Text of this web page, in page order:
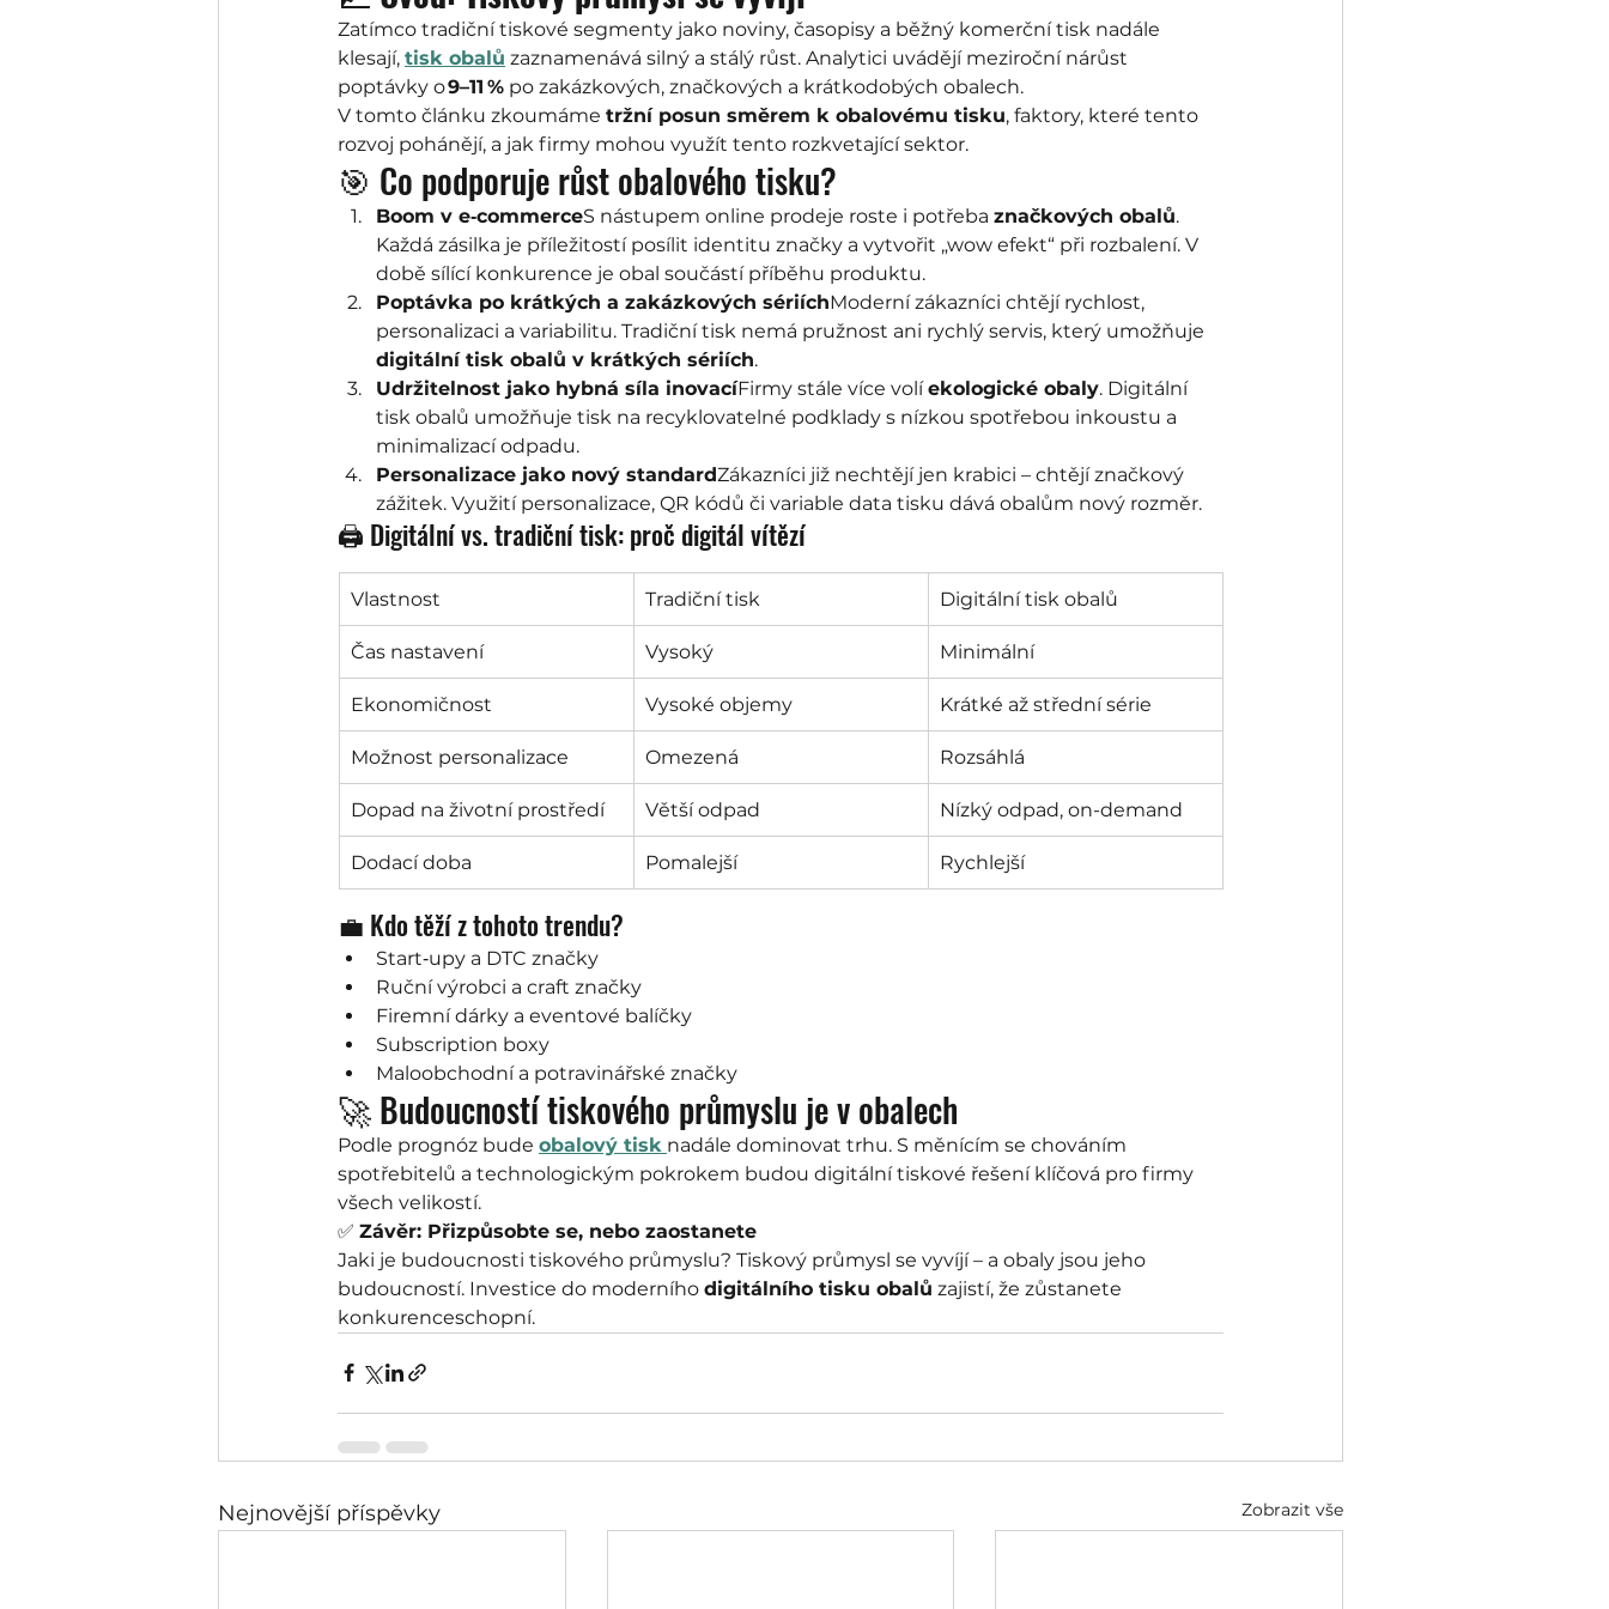
Zatímco tradiční tiskové segmenty jako noviny, časopisy a běžný komerční tisk nadále
klesají, tisk obalů zaznamenává silný a stálý růst. Analytici uvádějí meziroční nárůst
poptávky o 9–11 % po zakázkových, značkových a krátkodobých obalech.
V tomto článku zkoumáme tržní posun směrem k obalovému tisku, faktory, které tento
rozvoj pohánějí, a jak firmy mohou využít tento rozkvetající sektor.
🎯 Co podporuje růst obalového tisku?
Boom v e‑commerceS nástupem online prodeje roste i potřeba značkových obalů.
Každá zásilka je příležitostí posílit identitu značky a vytvořit „wow efekt“ při rozbalení. V
době sílící konkurence je obal součástí příběhu produktu.
Poptávka po krátkých a zakázkových sériíchModerní zákazníci chtějí rychlost,
personalizaci a variabilitu. Tradiční tisk nemá pružnost ani rychlý servis, který umožňuje
digitální tisk obalů v krátkých sériích.
Udržitelnost jako hybná síla inovacíFirmy stále více volí ekologické obaly. Digitální
tisk obalů umožňuje tisk na recyklovatelné podklady s nízkou spotřebou inkoustu a
minimalizací odpadu.
Personalizace jako nový standardZákazníci již nechtějí jen krabici – chtějí značkový
zážitek. Využití personalizace, QR kódů či variable data tisku dává obalům nový rozměr.
🖨️ Digitální vs. tradiční tisk: proč digitál vítězí
Vlastnost Tradiční tisk Digitální tisk obalů
Čas nastavení Vysoký Minimální
Ekonomičnost Vysoké objemy Krátké až střední série
Možnost personalizace Omezená Rozsáhlá
Dopad na životní prostředí Větší odpad Nízký odpad, on-demand
Dodací doba Pomalejší Rychlejší
💼 Kdo těží z tohoto trendu?
Start‑upy a DTC značky
Ruční výrobci a craft značky
Firemní dárky a eventové balíčky
Subscription boxy
Maloobchodní a potravinářské značky
🚀 Budoucností tiskového průmyslu je v obalech
Podle prognóz bude obalový tisk nadále dominovat trhu. S měnícím se chováním
spotřebitelů a technologickým pokrokem budou digitální tiskové řešení klíčová pro firmy
všech velikostí.
✅ Závěr: Přizpůsobte se, nebo zaostanete
Jakі je budoucnostі tiskového průmyslu? Tiskový průmysl se vyvíjí – a obaly jsou jeho
budoucností. Investice do moderního digitálního tisku obalů zajistí, že zůstanete
konkurenceschopní.
Nejnovější příspěvky Zobrazit vše